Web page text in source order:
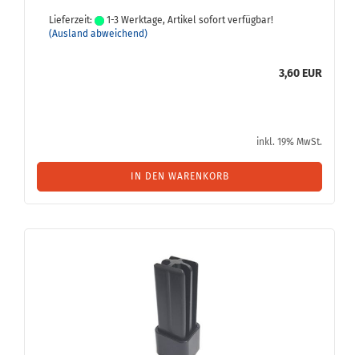
Lieferzeit:
1-3 Werktage, Artikel sofort verfügbar!
(Ausland abweichend)
3,60 EUR
inkl. 19% MwSt.
IN DEN WARENKORB